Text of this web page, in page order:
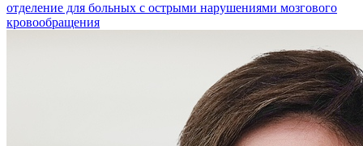
отделение для больных с острыми нарушениями мозгового
кровообращения